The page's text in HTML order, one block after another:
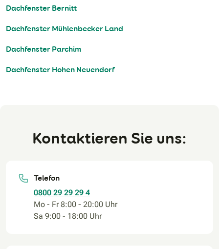
Dachfenster Bernitt
Dachfenster Mühlenbecker Land
Dachfenster Parchim
Dachfenster Hohen Neuendorf
Kontaktieren Sie uns:
Telefon
0800 29 29 29 4
Mo - Fr 8:00 - 20:00 Uhr
Sa 9:00 - 18:00 Uhr